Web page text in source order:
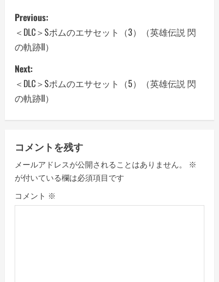
P
o
s
t
n
a
i
g
a
Previous:
＜DLC＞Sポムのエサセット（3）（英雄伝説 閃
の軌跡II）
Next:
＜DLC＞Sポムのエサセット（5）（英雄伝説 閃
の軌跡II）
コメントを残す
メールアドレスが公開されることはありません。
※
が付いている欄は必須項目です
コメント ※